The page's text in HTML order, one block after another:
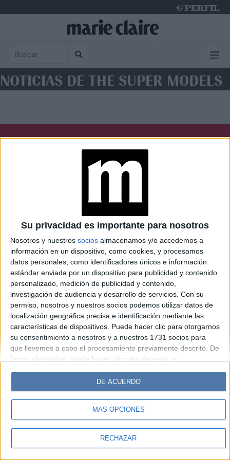
Su privacidad es importante para nosotros
Nosotros y nuestros socios almacenamos y/o accedemos a
información en un dispositivo, como cookies, y procesamos
datos personales, como identificadores únicos e información
estándar enviada por un dispositivo para publicidad y contenido
personalizado, medición de publicidad y contenido,
investigación de audiencia y desarrollo de servicios. Con su
permiso, nosotros y nuestros socios podemos utilizar datos de
localización geográfica precisa e identificación mediante las
características de dispositivos. Puede hacer clic para otorgarnos
su consentimiento a nosotros y a nuestros 1731 socios para
que llevemos a cabo el procesamiento previamente descrito. De
forma alternativa, puede hacer clic para denegar su
cambiar sus preferencias antes de otorgar su consentimiento.
Tenga en cuenta que algún procesamiento de sus datos
personales puede no requerir de su consentimiento, pero usted
tiene el derecho de rechazar tal procesamiento. Sus
sus preferencias o retirar su consentimiento en cualquier
MÁS OPCIONES
RECHAZAR
DE ACUERDO
NOTICIAS DE THE SUPER MODELS
Caras Noticias
Weekend Parabrisas
Look
Luz Mía Lunateen Break BATimes
© Perfil.com 2006-2019 - Todos los derechos reservados
Registro de Propiedad Intelectual: Nro. 5346433